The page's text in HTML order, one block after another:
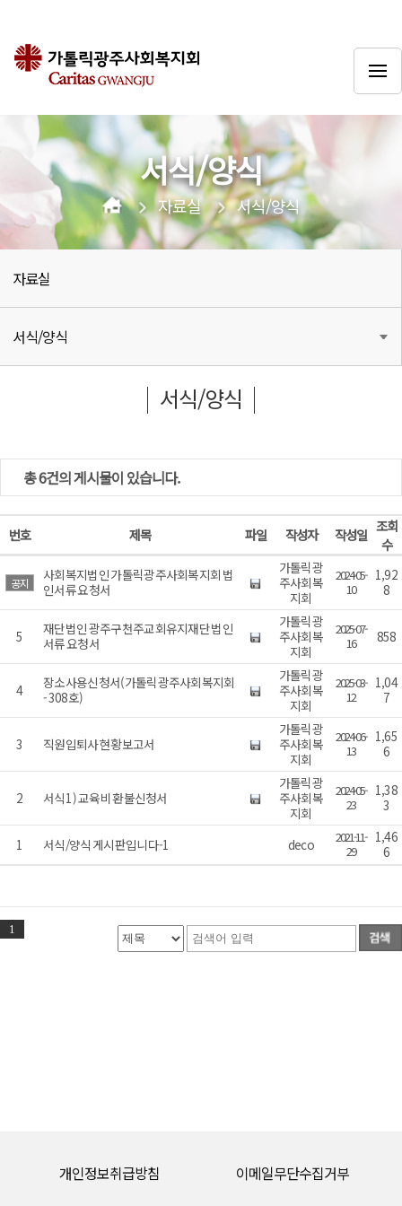
서식/양식
자료실 서식/양식
자료실
서식/양식
서식/양식
총 6건의 게시물이 있습니다.
번호 제목 파일 작성자 작성일 조회
수
공지
사회복지법인 가톨릭광주사회복지회 법
인서류 요청서
가톨릭광
주사회복
지회
2024-05-
10
1,92
8
5
재단법인 광주구천주교회유지재단 법인
서류 요청서
가톨릭광
주사회복
지회
2025-07-
16
858
4
장소사용신청서(가톨릭광주사회복지회
- 308호)
가톨릭광
주사회복
지회
2025-03-
12
1,04
7
3 직원입퇴사 현황보고서
가톨릭광
주사회복
지회
2024-06-
13
1,65
6
2 서식1 ) 교육비 환불신청서
가톨릭광
주사회복
지회
2024-05-
23
1,38
3
1 서식/양식 게시판입니다-1 deco
2021-11-
29
1,46
6
1
개인정보취급방침 이메일무단수집거부